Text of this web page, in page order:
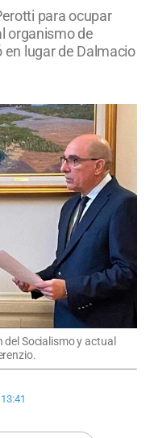
para ocupar
organismo de
lugar de Dalmacio
Socialismo y actual
13:41